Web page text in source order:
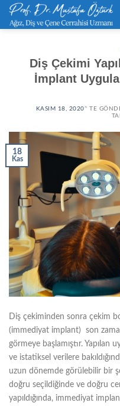
Skip
Diş Çekimi
İmplant
KASIM 18, 2020’' TE
18
Kas
Diş çekiminden sonra çekim
(immediyat implant) son
görmeye başlamıştır. Yapılan
ve istatiksel verilere
uzun dönemde görülebilir bir
doğru seçildiğinde ve doğru
yapıldığında, immediyat